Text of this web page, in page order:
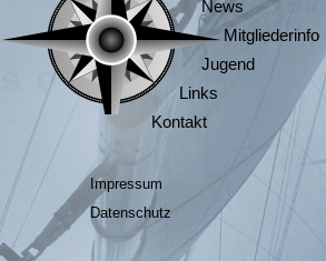
News
Mitgliederinfo
Jugend
Links
Kontakt
Impressum
Datenschutz